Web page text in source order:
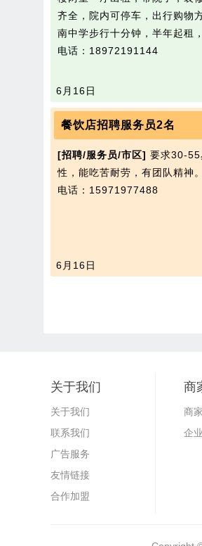
齐全，院内可停车，出行购物
南中学步行十分钟，半年起租
电话：18972191144
6月16日
餐饮店招聘服务员2名
[招聘/服务员/市区] 要求30-55
性，能吃苦耐劳，有团队精神。
电话：15971977488
6月16日
关于我们
关于我们
联系我们
广告服务
友情链接
合作加盟
商
商
企